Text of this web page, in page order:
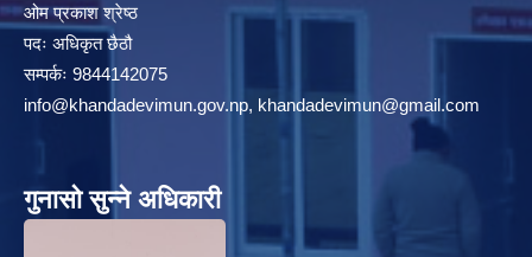
ओम प्रकाश श्रेष्ठ
पदः अधिकृत छैठौ
सम्पर्कः 9844142075
info@khandadevimun.gov.np, khandadevimun@gmail.com
गुनासो सुन्ने अधिकारी